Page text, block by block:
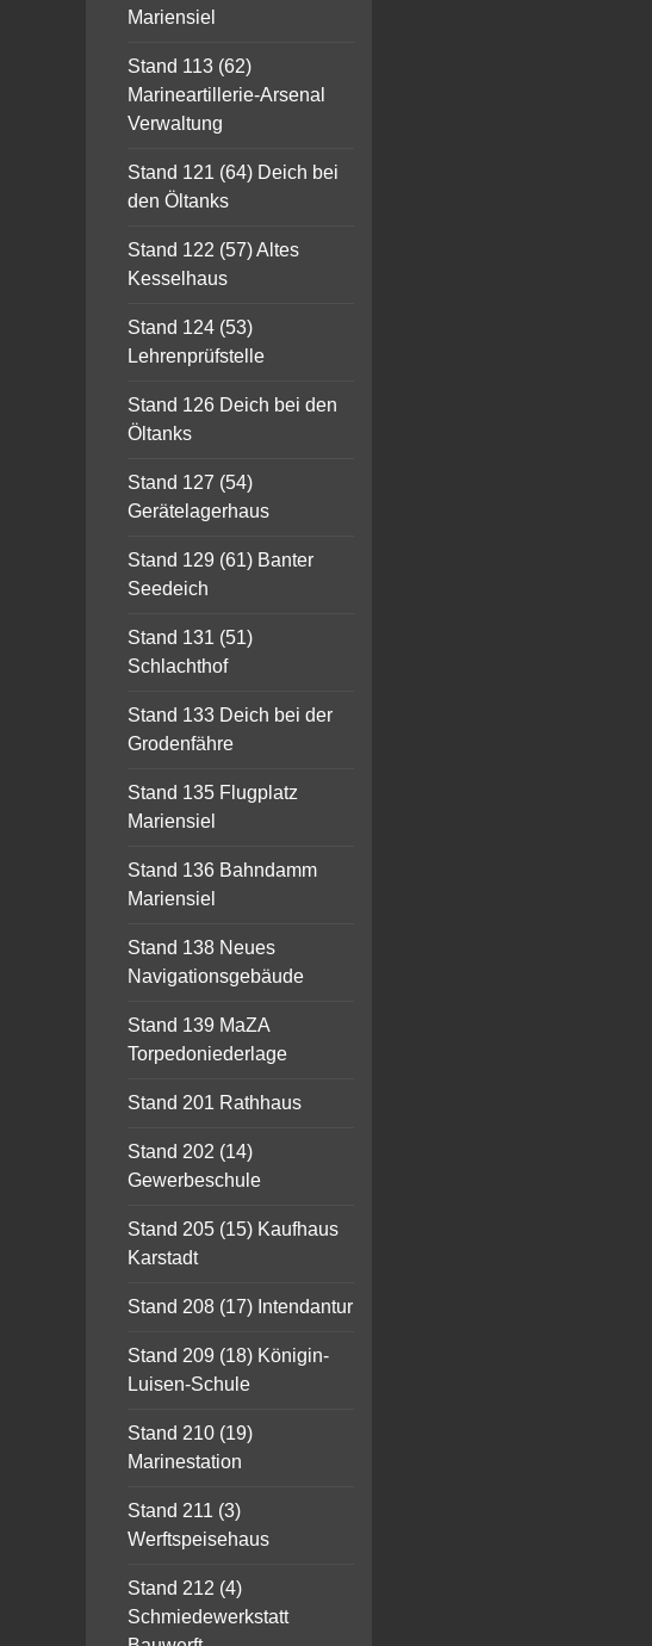
Mariensiel
Stand 113 (62)
Marineartillerie-Arsenal
Verwaltung
Stand 121 (64) Deich bei
den Öltanks
Stand 122 (57) Altes
Kesselhaus
Stand 124 (53)
Lehrenprüfstelle
Stand 126 Deich bei den
Öltanks
Stand 127 (54)
Gerätelagerhaus
Stand 129 (61) Banter
Seedeich
Stand 131 (51)
Schlachthof
Stand 133 Deich bei der
Grodenfähre
Stand 135 Flugplatz
Mariensiel
Stand 136 Bahndamm
Mariensiel
Stand 138 Neues
Navigationsgebäude
Stand 139 MaZA
Torpedoniederlage
Stand 201 Rathhaus
Stand 202 (14)
Gewerbeschule
Stand 205 (15) Kaufhaus
Karstadt
Stand 208 (17) Intendantur
Stand 209 (18) Königin-
Luisen-Schule
Stand 210 (19)
Marinestation
Stand 211 (3)
Werftspeisehaus
Stand 212 (4)
Schmiedewerkstatt